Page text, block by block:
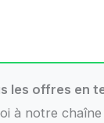
les offres en
à notre